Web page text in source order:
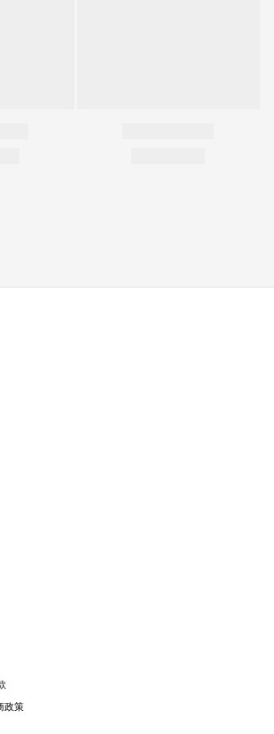
政策